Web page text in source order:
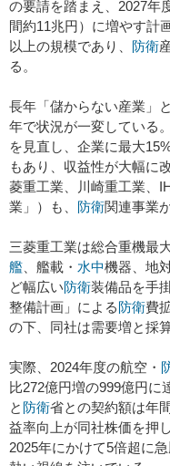
の要請を踏まえ、2027年
間約11兆円）に増やす計
以上の規模であり、 防衛
る。
長年「儲からない産業」
年で状況が一変している。
を見直し、企業に最大
もあり、収益性が大幅に
菱重工業、川崎重工業、
業」）も、 防衛関連事業
三菱重工業は総合重機最
艦 、艦載・ 水中機器、地
ど幅広い防衛装備品を手
整備計画」による防衛費
の下、同社は需要増と採
実際、2024年度の航空・
比272億円増の999億円に
と 防衛省との契約額は年
益率向上が同社株価を押
2025年にかけて5倍超に